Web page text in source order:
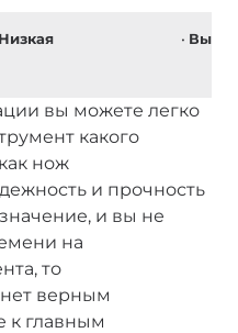
Низкая •
вы можете легко
какого
нож
и прочность
и вы не
на
то
верным
к главным